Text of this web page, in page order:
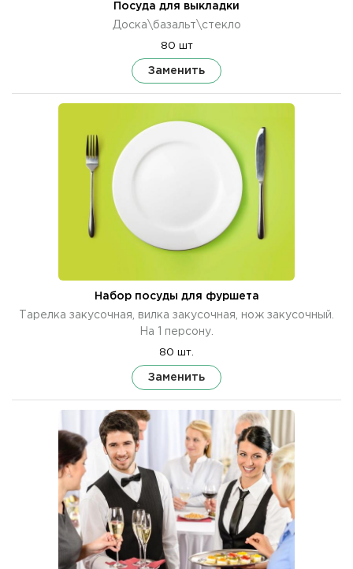
Посуда для выкладки
Доска\базальт\стекло
80 шт
Заменить
Набор посуды для фуршета
Тарелка закусочная, вилка закусочная, нож закусочный.
На 1 персону.
80 шт.
Заменить